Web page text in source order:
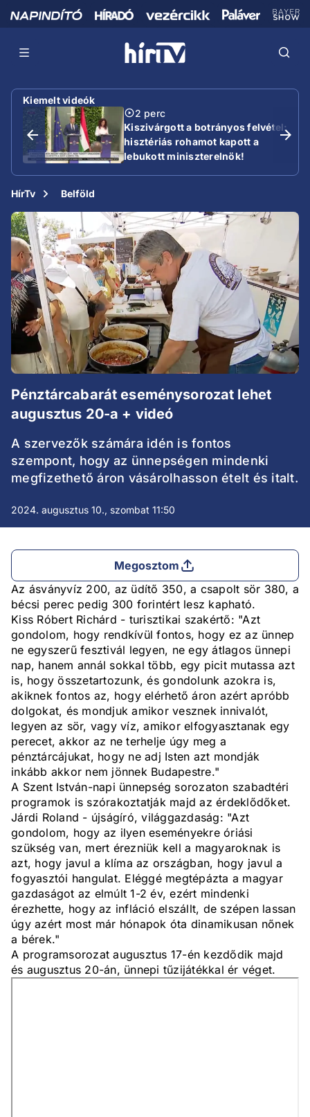
Kiemelt videók
2 perc
Kiszivárgott a botrányos felvétel:
hisztériás rohamot kapott a
lebukott miniszterelnök!
HírTv Belföld
Pénztárcabarát eseménysorozat lehet
augusztus 20-a + videó
A szervezők számára idén is fontos
szempont, hogy az ünnepségen mindenki
megfizethető áron vásárolhasson ételt és italt.
2024. augusztus 10., szombat 11:50
Megosztom
Az ásványvíz 200, az üdítő 350, a csapolt sör 380, a
bécsi perec pedig 300 forintért lesz kapható.
Kiss Róbert Richárd - turisztikai szakértő: "Azt
gondolom, hogy rendkívül fontos, hogy ez az ünnep
ne egyszerű fesztivál legyen, ne egy átlagos ünnepi
nap, hanem annál sokkal több, egy picit mutassa azt
is, hogy összetartozunk, és gondolunk azokra is,
akiknek fontos az, hogy elérhető áron azért apróbb
dolgokat, és mondjuk amikor vesznek innivalót,
legyen az sör, vagy víz, amikor elfogyasztanak egy
perecet, akkor az ne terhelje úgy meg a
pénztárcájukat, hogy ne adj Isten azt mondják
inkább akkor nem jönnek Budapestre."
A Szent István-napi ünnepség sorozaton szabadtéri
programok is szórakoztatják majd az érdeklődőket.
Járdi Roland - újságíró, világgazdaság: "Azt
gondolom, hogy az ilyen eseményekre óriási
szükség van, mert érezniük kell a magyaroknak is
azt, hogy javul a klíma az országban, hogy javul a
fogyasztói hangulat. Eléggé megtépázta a magyar
gazdaságot az elmúlt 1-2 év, ezért mindenki
érezhette, hogy az infláció elszállt, de szépen lassan
úgy azért most már hónapok óta dinamikusan nőnek
a bérek."
A programsorozat augusztus 17-én kezdődik majd
és augusztus 20-án, ünnepi tűzijátékkal ér véget.